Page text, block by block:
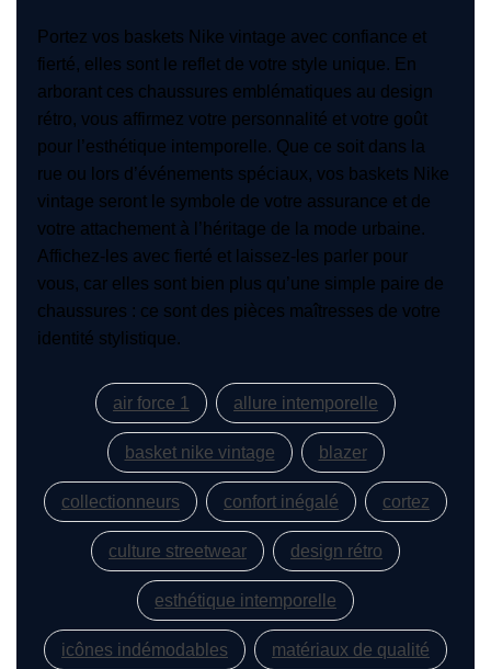
Portez vos baskets Nike vintage avec confiance et
fierté, elles sont le reflet de votre style unique. En
arborant ces chaussures emblématiques au design
rétro, vous affirmez votre personnalité et votre goût
pour l’esthétique intemporelle. Que ce soit dans la
rue ou lors d’événements spéciaux, vos baskets Nike
vintage seront le symbole de votre assurance et de
votre attachement à l’héritage de la mode urbaine.
Affichez-les avec fierté et laissez-les parler pour
vous, car elles sont bien plus qu’une simple paire de
chaussures : ce sont des pièces maîtresses de votre
identité stylistique.
air force 1 allure intemporelle
basket nike vintage blazer
collectionneurs confort inégalé cortez
culture streetwear design rétro
esthétique intemporelle
icônes indémodables matériaux de qualité